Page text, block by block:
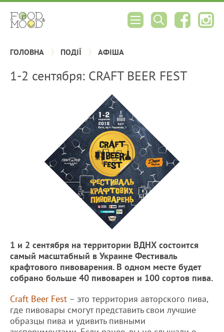
ГОЛОВНА ПОДІЇ АФІША
1-2 сентября: CRAFT BEER FEST
1 и 2 сентября на территории ВДНХ состоится
самый масштабный в Украине Фестиваль
крафтового пивоварения. В одном месте будет
собрано больше 40 пивоварен и 100 сортов пива.
Craft Beer Fest – это территория авторского пива,
где пивовары смогут представить свои лучшие
образцы пива и удивить пивными